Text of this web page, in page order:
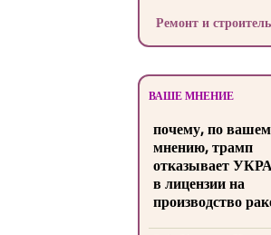
Ремонт и
ВАШЕ МНЕНИЕ
почему, по
мнению, трамп
отказывает
в лицензии на
производство